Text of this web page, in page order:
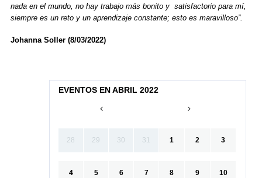
nada en el mundo, no hay trabajo más bonito y satisfactorio para mí,
siempre es un reto y un aprendizaje constante; esto es maravilloso”.
Johanna Soller (8/03/2022)
EVENTOS EN ABRIL 2022
28 29 30 31 1 2 3
4 5 6 7 8 9 10